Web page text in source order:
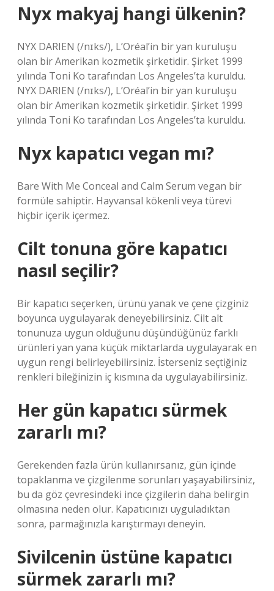
Nyx makyaj hangi ülkenin?
NYX DARIEN (/nɪks/), L’Oréal’in bir yan kuruluşu
olan bir Amerikan kozmetik şirketidir. Şirket 1999
yılında Toni Ko tarafından Los Angeles’ta kuruldu.
NYX DARIEN (/nɪks/), L’Oréal’in bir yan kuruluşu
olan bir Amerikan kozmetik şirketidir. Şirket 1999
yılında Toni Ko tarafından Los Angeles’ta kuruldu.
Nyx kapatıcı vegan mı?
Bare With Me Conceal and Calm Serum vegan bir
formüle sahiptir. Hayvansal kökenli veya türevi
hiçbir içerik içermez.
Cilt tonuna göre kapatıcı
nasıl seçilir?
Bir kapatıcı seçerken, ürünü yanak ve çene çizginiz
boyunca uygulayarak deneyebilirsiniz. Cilt alt
tonunuza uygun olduğunu düşündüğünüz farklı
ürünleri yan yana küçük miktarlarda uygulayarak en
uygun rengi belirleyebilirsiniz. İsterseniz seçtiğiniz
renkleri bileğinizin iç kısmına da uygulayabilirsiniz.
Her gün kapatıcı sürmek
zararlı mı?
Gerekenden fazla ürün kullanırsanız, gün içinde
topaklanma ve çizgilenme sorunları yaşayabilirsiniz,
bu da göz çevresindeki ince çizgilerin daha belirgin
olmasına neden olur. Kapatıcınızı uyguladıktan
sonra, parmağınızla karıştırmayı deneyin.
Sivilcenin üstüne kapatıcı
sürmek zararlı mı?